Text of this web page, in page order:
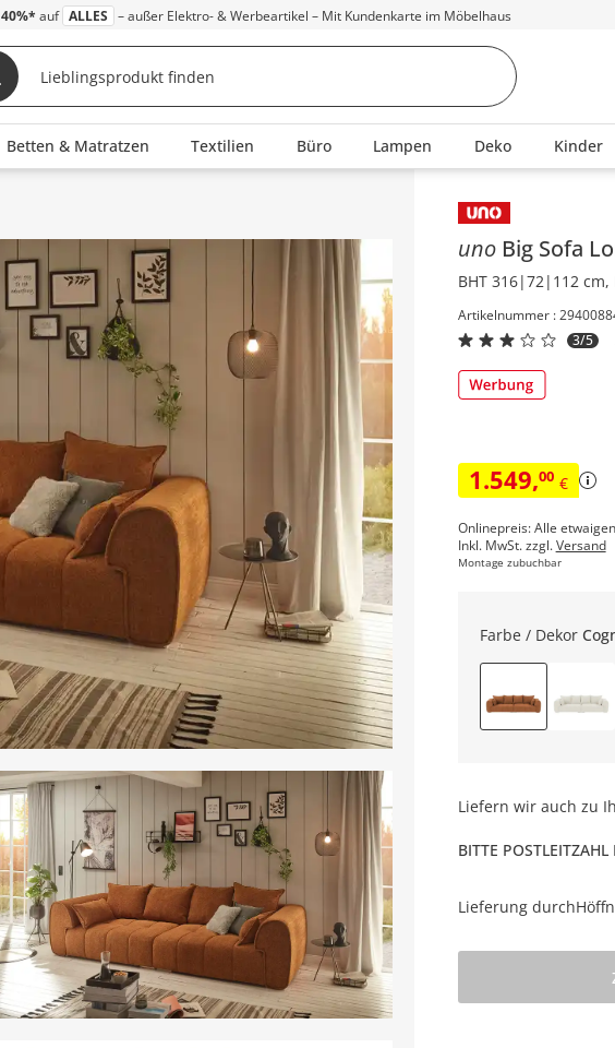
40%* auf ALLES – außer Elektro- & Werbeartikel – Mit Kundenkarte im Möbelhaus
Betten & Matratzen Textilien Büro Lampen Deko Kinder
Inhalt der
uno Big Sofa
BHT 316|72|112 cm,
Artikelnummer :
3/5
1.549,00 €
Onlinepreis: Alle
Inkl. MwSt. zzgl.Versand
Montage zubuchbar
Farbe / Dekor
Liefern wir auch zu
BITTE POSTLEITZAHL
Lieferung durch